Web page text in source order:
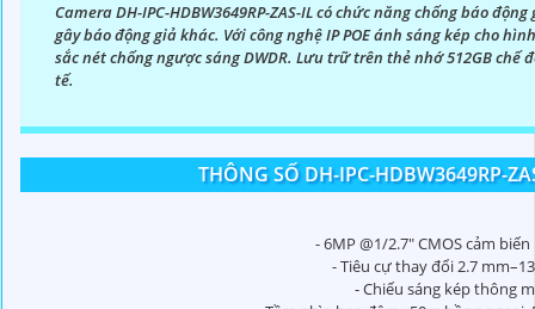
Camera DH-IPC-HDBW3649RP-ZAS-IL có chức năng chống báo
gây báo động giả khác. Với công nghệ IP POE ánh sáng kép cho
sắc nét chống ngược sáng DWDR. Lưu trữ trên thẻ nhớ 512GB
tế.
THÔNG SỐ DH-IPC-HDBW3649RP-
- 6MP @1/2.7" CMOS cảm
- Tiêu cự thay đổi 2.7
- Chiếu sáng kép thông